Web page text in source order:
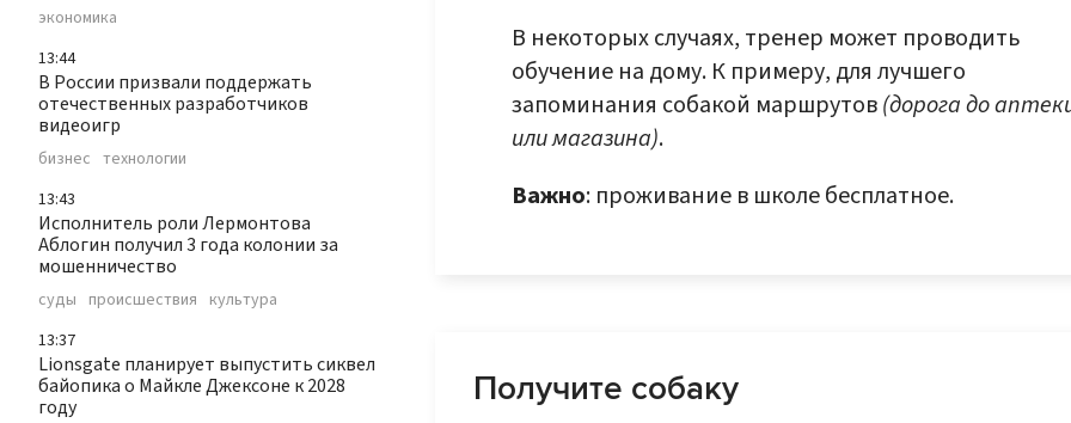
экономика
13:44
В России призвали поддержать
отечественных разработчиков
видеоигр
бизнес технологии
13:43
Исполнитель роли Лермонтова
Аблогин получил 3 года колонии за
мошенничество
суды происшествия культура
13:37
Lionsgate планирует выпустить сиквел
байопика о Майкле Джексоне к 2028
году
В некоторых случаях, тренер может проводить
обучение на дому. К примеру, для лучшего
запоминания собакой маршрутов(дорога до
или магазина).
Важно: проживание в школе бесплатное.
Получите собаку